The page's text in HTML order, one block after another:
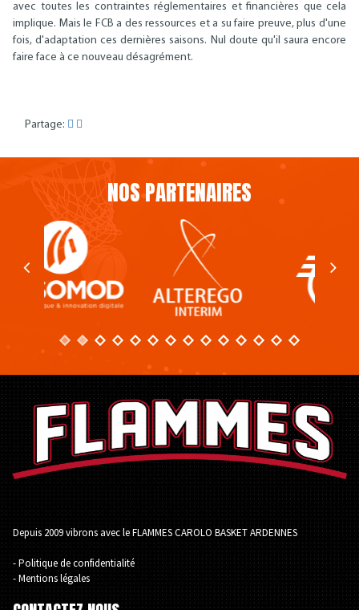
avec toutes les contraintes réglementaires et financières que cela
implique. Mais le FCB a des ressources et a su faire preuve, plus d'une
fois, d'adaptation ces dernières saisons. Nul doute qu'il saura encore
faire face à ce nouveau désagrément.
Partage:
NOS PARTENAIRES
Depuis 2009 vibrons avec le FLAMMES CAROLO BASKET ARDENNES
- Politique de confidentialité
- Mentions légales